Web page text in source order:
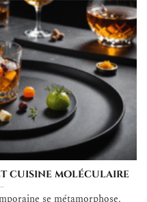
cuisine moléculaire
se métamorphose,